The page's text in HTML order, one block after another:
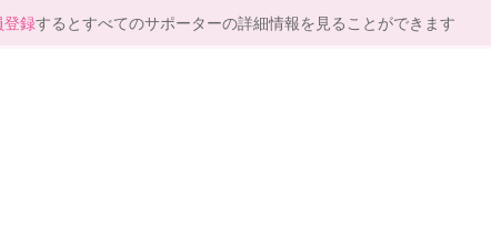
登録するとすべてのサポーターの詳細情報を見ることができます